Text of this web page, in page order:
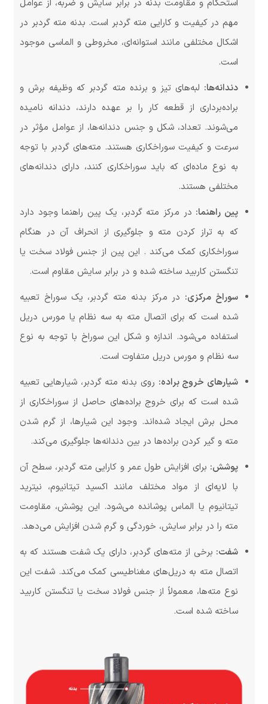
استحکام و مقاومت بدنه در برابر سایش و ضربه، از عوامل
مهم در کیفیت و کارایی مته گردبر است. بدنه مته گردبر در
اشکال مختلفی مانند استوانه‌ای، مخروطی و الماسی موجود
است.
دندانه‌ها: لبه‌های تیز و برنده مته گردبر که وظیفه برش و
براده‌برداری از قطعه کار را بر عهده دارند، دندانه نامیده
می‌شوند. تعداد، شکل و جنس دندانه‌ها، از عوامل مؤثر در
سرعت و کیفیت سوراخکاری هستند. مته‌های گردبر با توجه
به نوع ماده‌ای که باید سوراخکاری کنند، دارای دندانه‌های
مختلفی هستند.
پین راهنما: در مرکز مته گردبر، یک پین راهنما وجود دارد
که به تراز کردن مته و جلوگیری از انحراف آن در هنگام
سوراخکاری کمک می‌کند . این پین از جنس فولاد سخت یا
تنگستن کاربید ساخته شده و در برابر سایش مقاوم است.
سوراخ مرکزی: در مرکز بدنه مته گردبر، یک سوراخ تعبیه
شده است که برای اتصال مته به سه نظام یا مورس دریل
استفاده می‌شود. اندازه و شکل این سوراخ با توجه به نوع
سه نظام و مورس دریل متفاوت است.
شیارهای خروج براده: روی بدنه مته گردبر، شیارهایی تعبیه
شده است که برای خروج براده‌های حاصل از سوراخکاری از
محل برش ایجاد شده‌اند. وجود این شیارها، از گرم شدن
مته و گیر کردن براده‌ها در بین دندانه‌ها جلوگیری می‌کند.
پوشش: برای افزایش طول عمر و کارایی مته گردبر، سطح آن
با لایه‌ای از مواد مختلف مانند اکسید تیتانیوم، نیترید
تیتانیوم یا الماس پوشانده می‌شود. این پوشش، مقاومت
مته را در برابر سایش، خوردگی و گرم شدن افزایش می‌دهد.
شفت: برخی از مته‌های گردبر، دارای یک شفت هستند که به
اتصال مته به دریل‌های مغناطیسی کمک می‌کند. شفت این
نوع مته‌ها، معمولاً از جنس فولاد سخت یا تنگستن کاربید
ساخته شده است.